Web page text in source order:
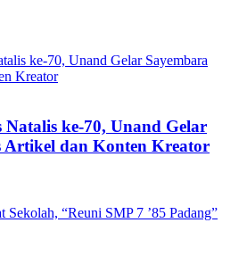
Natalis ke-70, Unand Gelar
Artikel dan Konten Kreator